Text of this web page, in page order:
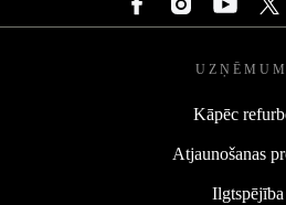
Kāpēc
Atjaunošanas
Ilgtspējība